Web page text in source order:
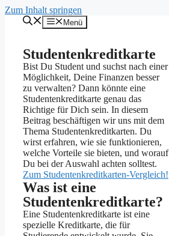
Zum Inhalt springen
Menü
Studentenkreditkarte
Bist Du Student und suchst nach einer
Möglichkeit, Deine Finanzen besser
zu verwalten? Dann könnte eine
Studentenkreditkarte genau das
Richtige für Dich sein. In diesem
Beitrag beschäftigen wir uns mit dem
Thema Studentenkreditkarten. Du
wirst erfahren, wie sie funktionieren,
welche Vorteile sie bieten, und worauf
Du bei der Auswahl achten solltest.
Zum Studentenkreditkarten-Vergleich!
Was ist eine
Studentenkreditkarte?
Eine Studentenkreditkarte ist eine
spezielle Kreditkarte, die für